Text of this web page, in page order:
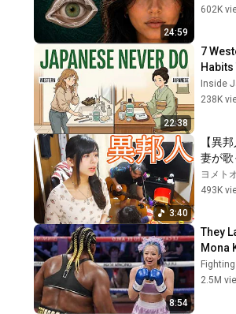
24:59
They
602K
22:38
7
Stop
Inside
238K
3:40
【異
妻が歌
ヨメト
493K
8:54
They
Mona
the
2.5M